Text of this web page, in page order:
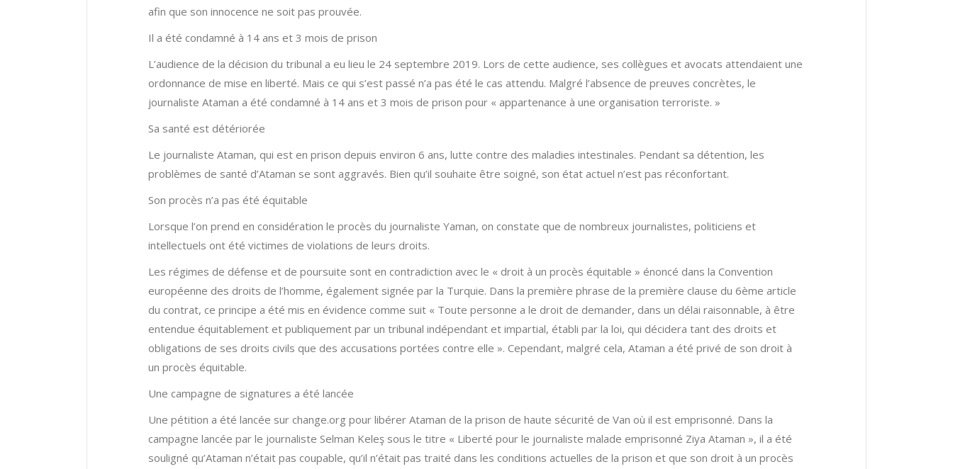
afin que son innocence ne soit pas prouvée.
Il a été condamné à 14 ans et 3 mois de prison
L’audience de la décision du tribunal a eu lieu le 24 septembre 2019. Lors de cette audience, ses collègues et avocats attendaient une
ordonnance de mise en liberté. Mais ce qui s’est passé n’a pas été le cas attendu. Malgré l’absence de preuves concrètes, le
journaliste Ataman a été condamné à 14 ans et 3 mois de prison pour « appartenance à une organisation terroriste. »
Sa santé est détériorée
Le journaliste Ataman, qui est en prison depuis environ 6 ans, lutte contre des maladies intestinales. Pendant sa détention, les
problèmes de santé d’Ataman se sont aggravés. Bien qu’il souhaite être soigné, son état actuel n’est pas réconfortant.
Son procès n’a pas été équitable
Lorsque l’on prend en considération le procès du journaliste Yaman, on constate que de nombreux journalistes, politiciens et
intellectuels ont été victimes de violations de leurs droits.
Les régimes de défense et de poursuite sont en contradiction avec le « droit à un procès équitable » énoncé dans la Convention
européenne des droits de l’homme, également signée par la Turquie. Dans la première phrase de la première clause du 6ème article
du contrat, ce principe a été mis en évidence comme suit « Toute personne a le droit de demander, dans un délai raisonnable, à être
entendue équitablement et publiquement par un tribunal indépendant et impartial, établi par la loi, qui décidera tant des droits et
obligations de ses droits civils que des accusations portées contre elle ». Cependant, malgré cela, Ataman a été privé de son droit à
un procès équitable.
Une campagne de signatures a été lancée
Une pétition a été lancée sur change.org pour libérer Ataman de la prison de haute sécurité de Van où il est emprisonné. Dans la
campagne lancée par le journaliste Selman Keleş sous le titre « Liberté pour le journaliste malade emprisonné Ziya Ataman », il a été
souligné qu’Ataman n’était pas coupable, qu’il n’était pas traité dans les conditions actuelles de la prison et que son droit à un procès